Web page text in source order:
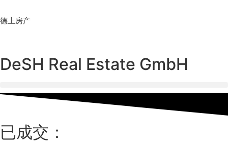
to
德上房产
DeSH Real Estate GmbH
已成交：